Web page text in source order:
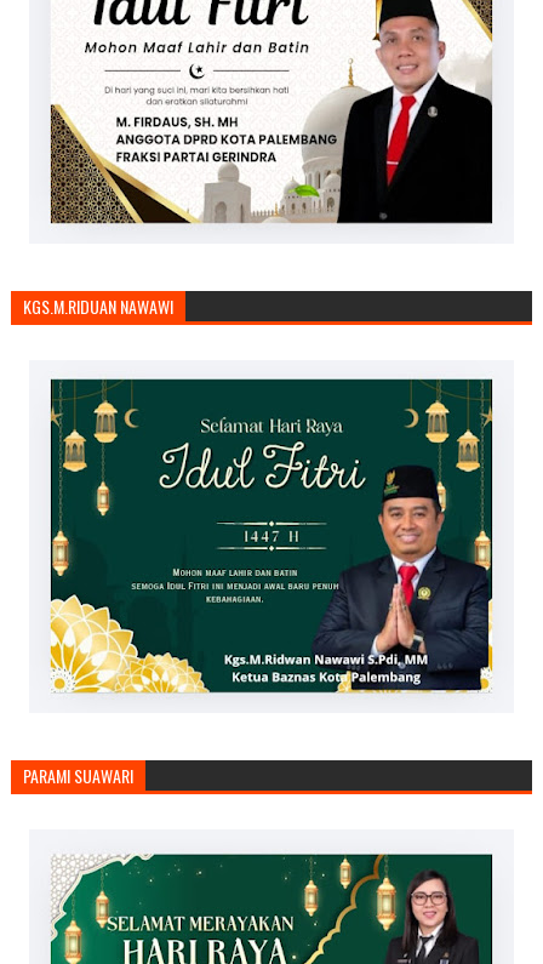
KGS.M.RIDUAN NAWAWI
PARAMI SUAWARI